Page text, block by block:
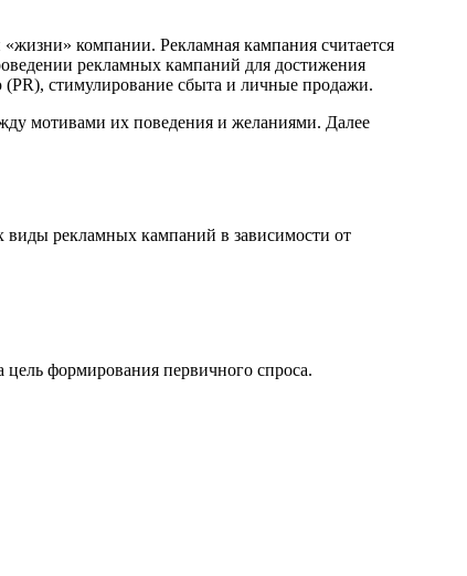
компании. Рекламная кампания считается
рекламных кампаний для достижения
(PR), стимулирование сбыта и личные продажи.
мотивами их поведения и желаниями. Далее
виды рекламных кампаний в зависимости от
цель формирования первичного спроса.